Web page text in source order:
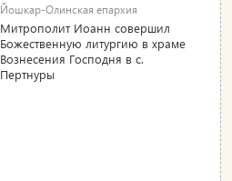
Йошкар-Олинская епархия
Митрополит Иоанн совершил
Божественную литургию в храме
Вознесения Господня в с.
Пертнуры